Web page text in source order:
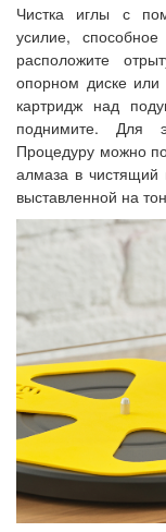
Чистка иглы с
усилие,
расположите
опорном диске или
картридж над
поднимите. Для
Процедуру можно
алмаза в чистящий
выставленной на